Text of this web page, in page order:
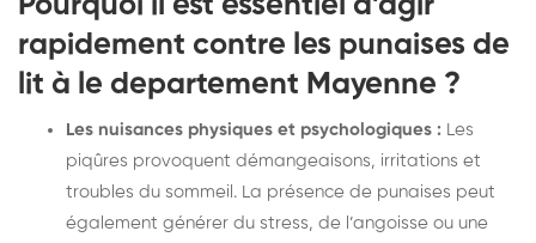
rapidement contre les punaises de
lit à le departement Mayenne ?
Les nuisances physiques et psychologiques : Les
piqûres provoquent démangeaisons, irritations et
troubles du sommeil. La présence de punaises peut
également générer du stress, de l’angoisse ou une